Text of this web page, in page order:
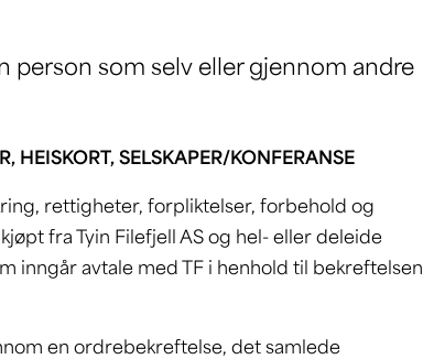
person som selv eller gjennom andre
HEISKORT, SELSKAPER/KONFERANSE
rettigheter, forpliktelser, forbehold og
fra Tyin Filefjell AS og hel- eller deleide
inngår avtale med TF i henhold til bekreftelsen
en ordrebekreftelse, det samlede